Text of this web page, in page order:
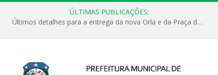
ÚLTIMAS PUBLICAÇÕES:
Últimos detalhes para a entrega da nova Orla e da Praça do Praião